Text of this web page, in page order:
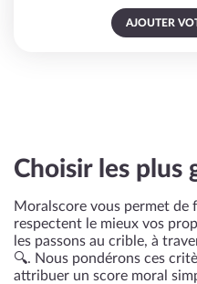
AJOUTER
Choisir les plus
Moralscore vous permet de
respectent le mieux vos
les passons au crible, à
🔍. Nous pondérons ces
attribuer un score moral